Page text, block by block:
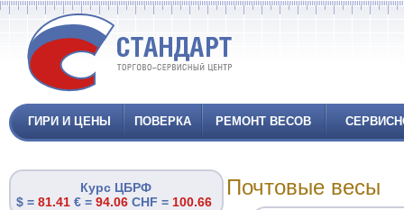
ГИРИ И ЦЕНЫ ПОВЕРКА РЕМОНТ ВЕСОВ
Курс ЦБРФ
$ = 81.41 € = 94.06 CHF = 100.66
Почтовые весы